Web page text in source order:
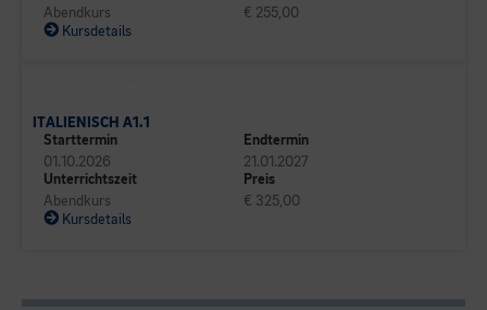
Abendkurs
€ 255,00
Kursdetails
ITALIENISCH A1.1
Starttermin
01.10.2026
Endtermin
21.01.2027
Unterrichtszeit
Abendkurs
Preis
€ 325,00
Kursdetails